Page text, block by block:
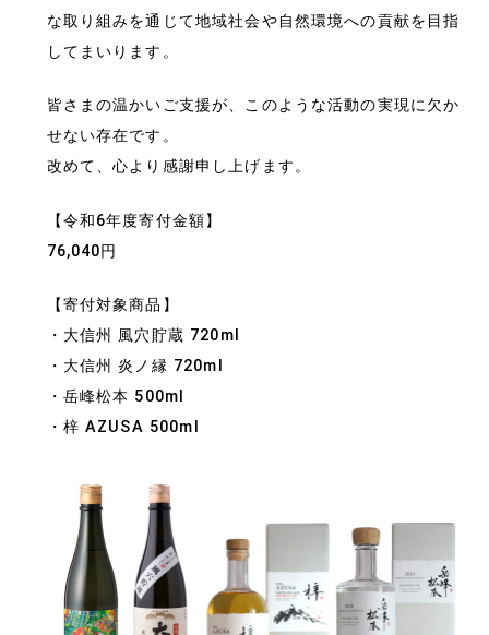
な取り組みを通じて地域社会や自然環境への貢献を目指
してまいります。
皆さまの温かいご支援が、このような活動の実現に欠か
せない存在です。
改めて、心より感謝申し上げます。
【令和6年度寄付金額】
76,040円
【寄付対象商品】
・大信州 風穴貯蔵 720ml
・大信州 炎ノ縁 720ml
・岳峰松本 500ml
・梓 AZUSA 500ml